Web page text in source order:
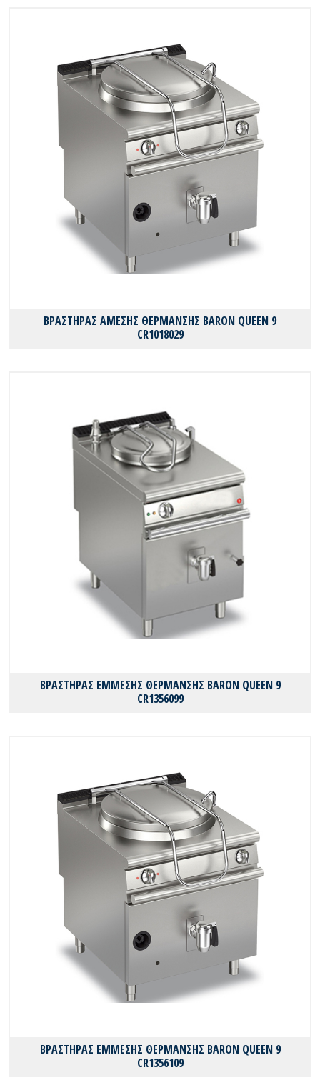
ΒΡΑΣΤΗΡΑΣ ΑΜΕΣΗΣ ΘΕΡΜΑΝΣΗΣ BARON QUEEN 9
CR1018029
ΒΡΑΣΤΗΡΑΣ ΕΜΜΕΣΗΣ ΘΕΡΜΑΝΣΗΣ BARON QUEEN 9
CR1356099
ΒΡΑΣΤΗΡΑΣ ΕΜΜΕΣΗΣ ΘΕΡΜΑΝΣΗΣ BARON QUEEN 9
CR1356109